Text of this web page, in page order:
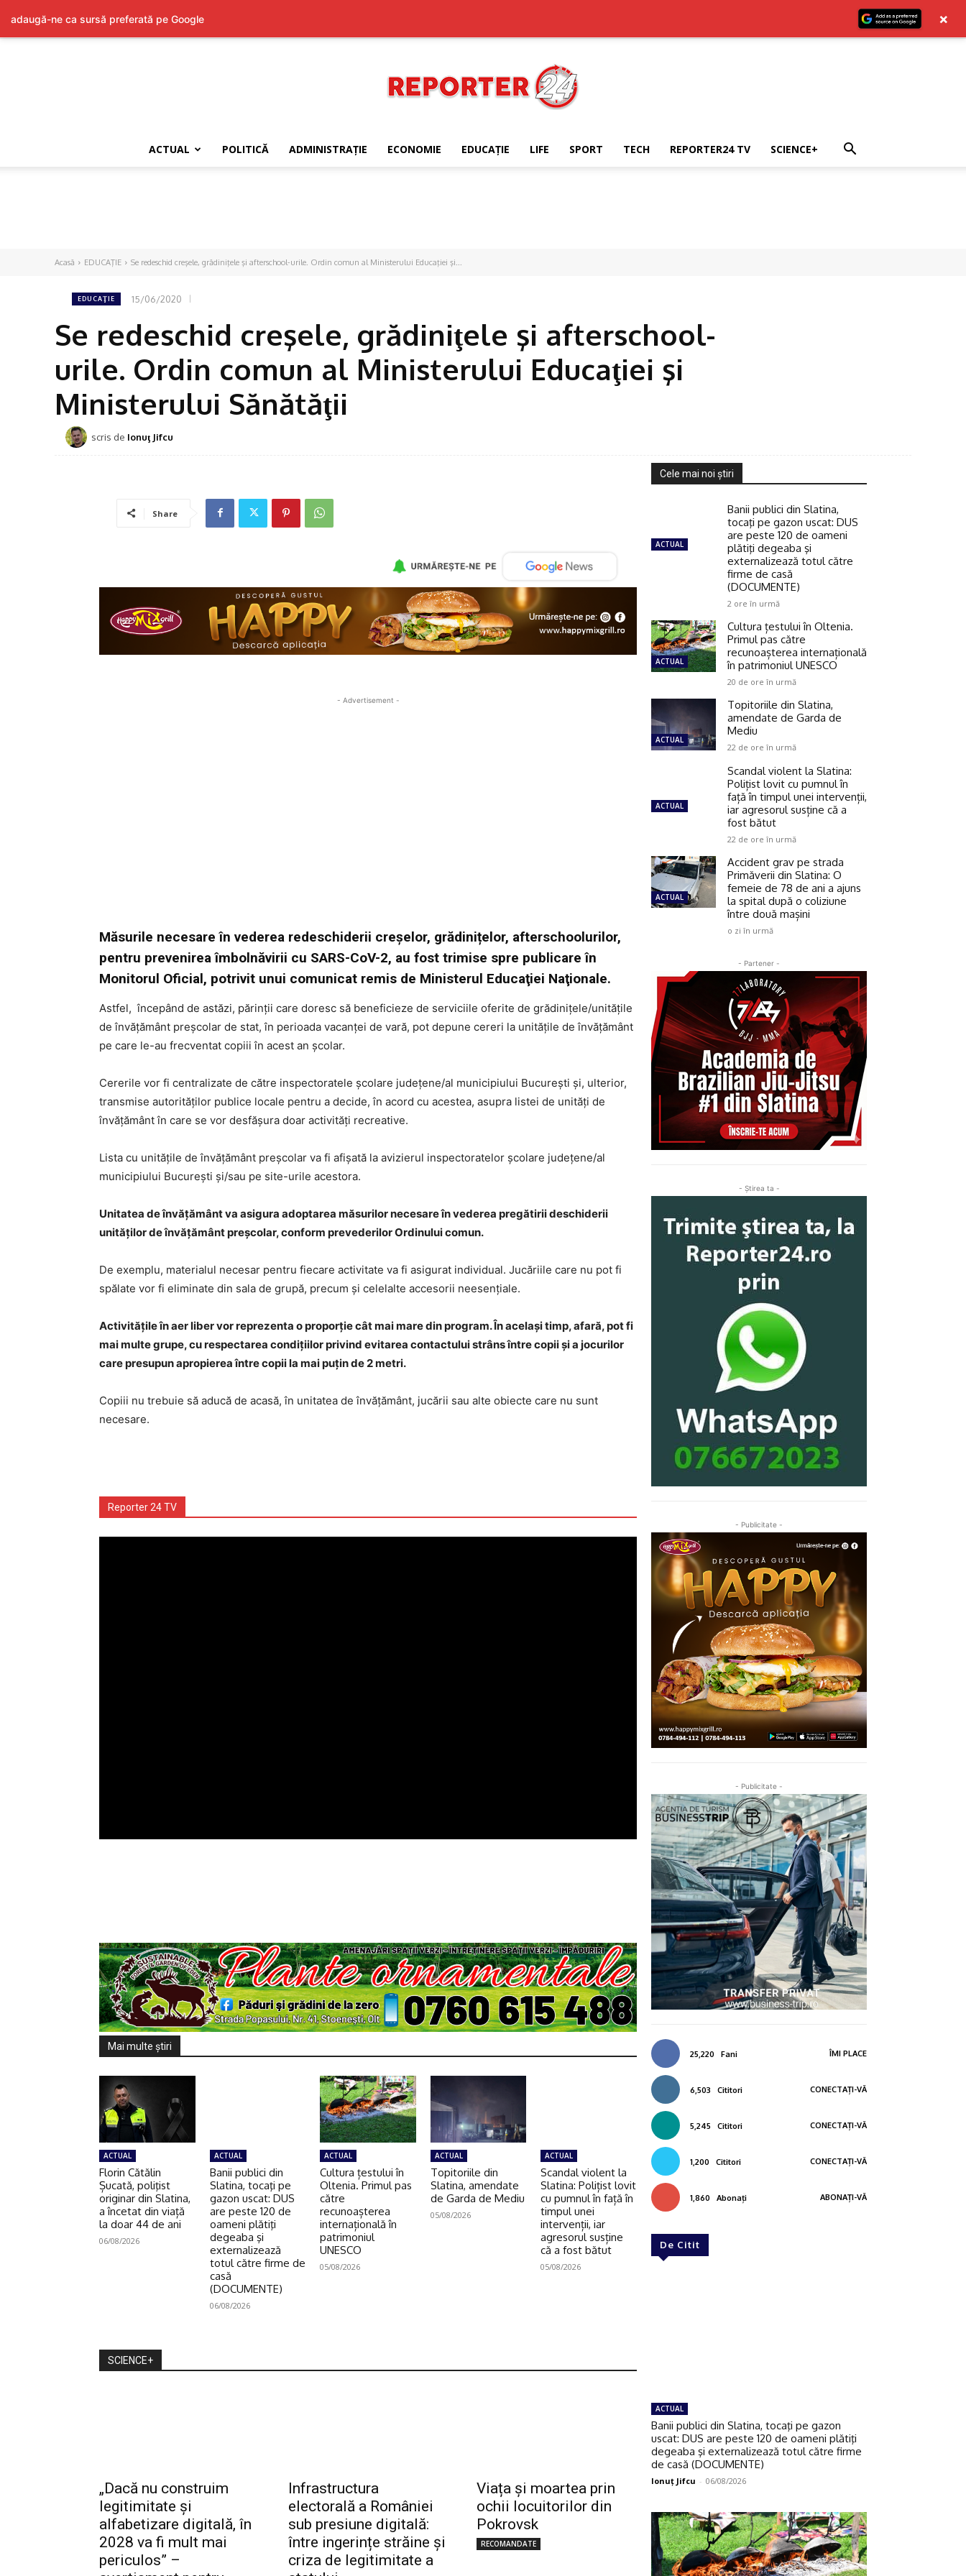
ACTUAL POLITICĂ ADMINISTRAŢIE ECONOMIE EDUCAŢIE LIFE SPORT TECH REPORTER24 TV SCIENCE+
Acasă EDUCAŢIE Se redeschid creşele, grădiniţele şi afterschool-urile. Ordin comun al Ministerului Educaţiei şi...
EDUCAŢIE 15/06/2020
Se redeschid creşele, grădiniţele şi afterschool-
urile. Ordin comun al Ministerului Educaţiei şi
Ministerului Sănătăţii
scris de Ionuţ Jifcu
Share
- Advertisement -
Măsurile necesare în vederea redeschiderii creșelor, grădinițelor, afterschoolurilor,
pentru prevenirea îmbolnăvirii cu SARS-CoV-2, au fost trimise spre publicare în
Monitorul Oficial, potrivit unui comunicat remis de Ministerul Educaţiei Naţionale.
Astfel, începând de astăzi, părinții care doresc să beneficieze de serviciile oferite de grădinițele/unitățile
de învățământ preșcolar de stat, în perioada vacanței de vară, pot depune cereri la unitățile de învățământ
pe care le-au frecventat copiii în acest an școlar.
Cererile vor fi centralizate de către inspectoratele școlare județene/al municipiului București și, ulterior,
transmise autorităților publice locale pentru a decide, în acord cu acestea, asupra listei de unități de
învățământ în care se vor desfășura doar activități recreative.
Lista cu unitățile de învățământ preșcolar va fi afișată la avizierul inspectoratelor școlare județene/al
municipiului București și/sau pe site-urile acestora.
Unitatea de învățământ va asigura adoptarea măsurilor necesare în vederea pregătirii deschiderii
unităților de învățământ preșcolar, conform prevederilor Ordinului comun.
De exemplu, materialul necesar pentru fiecare activitate va fi asigurat individual. Jucăriile care nu pot fi
spălate vor fi eliminate din sala de grupă, precum și celelalte accesorii neesențiale.
Activitățile în aer liber vor reprezenta o proporție cât mai mare din program. În același timp, afară, pot fi
mai multe grupe, cu respectarea condițiilor privind evitarea contactului strâns între copii și a jocurilor
care presupun apropierea între copii la mai puțin de 2 metri.
Copiii nu trebuie să aducă de acasă, în unitatea de învățământ, jucării sau alte obiecte care nu sunt
necesare.
Reporter 24 TV
Mai multe ştiri
ACTUAL
Florin Cătălin
Șucată, poliţist
originar din Slatina,
a încetat din viață
la doar 44 de ani
06/08/2026
ACTUAL
Banii publici din
Slatina, tocaţi pe
gazon uscat: DUS
are peste 120 de
oameni plătiţi
degeaba şi
externalizează
totul către firme de
casă
(DOCUMENTE)
06/08/2026
ACTUAL
Cultura țestului în
Oltenia. Primul pas
către
recunoașterea
internațională în
patrimoniul
UNESCO
05/08/2026
ACTUAL
Topitoriile din
Slatina, amendate
de Garda de Mediu
05/08/2026
ACTUAL
Scandal violent la
Slatina: Polițist lovit
cu pumnul în față în
timpul unei
intervenții, iar
agresorul susține
că a fost bătut
05/08/2026
SCIENCE+
„Dacă nu construim
legitimitate și
alfabetizare digitală, în
2028 va fi mult mai
periculos” –
Infrastructura
electorală a României
sub presiune digitală:
între ingerințe străine și
criza de legitimitate a
Viața și moartea prin
ochii locuitorilor din
Pokrovsk
RECOMANDATE
Cele mai noi ştiri
ACTUAL
Banii publici din Slatina,
tocaţi pe gazon uscat: DUS
are peste 120 de oameni
plătiţi degeaba şi
externalizează totul către
firme de casă
(DOCUMENTE)
2 ore în urmă
ACTUAL
Cultura țestului în Oltenia.
Primul pas către
recunoașterea internațională
în patrimoniul UNESCO
20 de ore în urmă
ACTUAL
Topitoriile din Slatina,
amendate de Garda de
Mediu
22 de ore în urmă
ACTUAL
Scandal violent la Slatina:
Polițist lovit cu pumnul în
față în timpul unei intervenții,
iar agresorul susține că a
fost bătut
22 de ore în urmă
ACTUAL
Accident grav pe strada
Primăverii din Slatina: O
femeie de 78 de ani a ajuns
la spital după o coliziune
între două mașini
o zi în urmă
- Partener -
- Ştirea ta -
- Publicitate -
- Publicitate -
25,220 Fani ÎMI PLACE
6,503 Cititori CONECTAȚI-VĂ
5,245 Cititori CONECTAȚI-VĂ
1,200 Cititori CONECTAȚI-VĂ
1,860 Abonați ABONAȚI-VĂ
De Citit
ACTUAL
Banii publici din Slatina, tocaţi pe gazon
uscat: DUS are peste 120 de oameni plătiţi
degeaba şi externalizează totul către firme
de casă (DOCUMENTE)
Ionuţ Jifcu - 06/08/2026
adaugă-ne ca sursă preferată pe Google ×